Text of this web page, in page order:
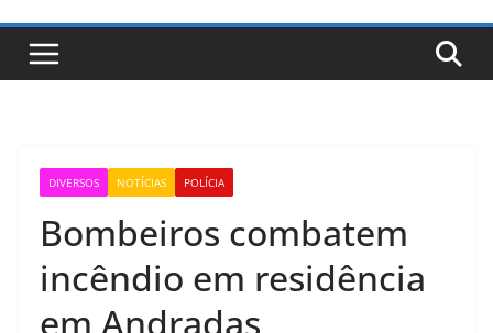
DIVERSOS NOTÍCIAS POLÍCIA
Bombeiros combatem
incêndio em residência
em Andradas